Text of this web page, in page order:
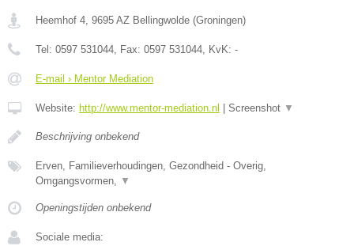
Heemhof 4 9695 AZ Bellingwolde (Groningen)
Tel: 0597 531044 , Fax: 0597 531044 , KvK: -
E-mail › Mentor Mediation
Website: http://www.mentor-mediation.nl | Screenshot ▼
Beschrijving onbekend
Erven, Familieverhoudingen, Gezondheid - Overig,
Omgangsvormen,
▼
Openingstijden onbekend
Sociale media: